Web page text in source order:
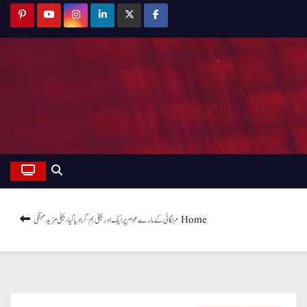
Homeمہنگائی کے مارے عوام پر ایک اور بجلی بم گرادیا گیا، بجلی مزید مہنگی